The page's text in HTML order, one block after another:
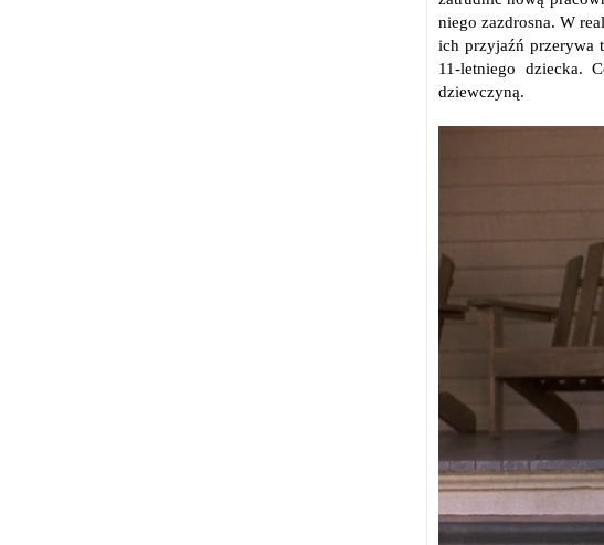
niego zazdrosna. W
ich przyjaźń przerywa
11-letniego dziecka.
dziewczyną.